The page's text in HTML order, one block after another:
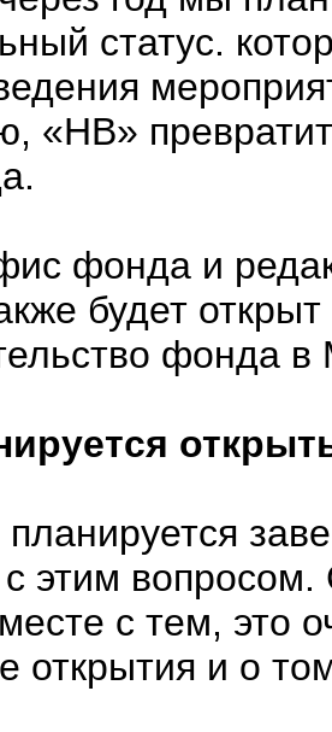
статус.
«НВ»
фонда и
будет
фонда в
этим
с тем, это
открытия и о